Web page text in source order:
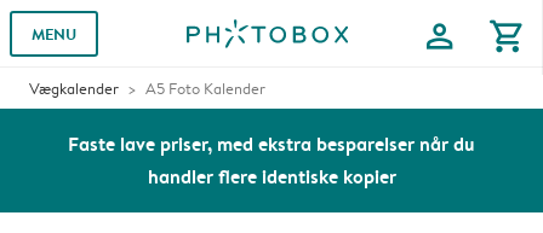
MENU profile shopping_cart
Vægkalender A5 Foto Kalender
Faste lave priser, med ekstra besparelser når du
handler flere identiske kopier